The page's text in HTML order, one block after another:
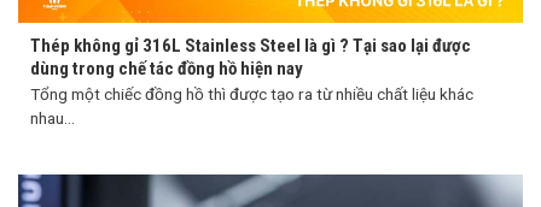
Thép không gỉ 316L Stainless Steel là gì ? Tại sao lại được
dùng trong chế tác đồng hồ hiện nay
Tổng một chiếc đồng hồ thì được tạo ra từ nhiều chất liệu khác
nhau...